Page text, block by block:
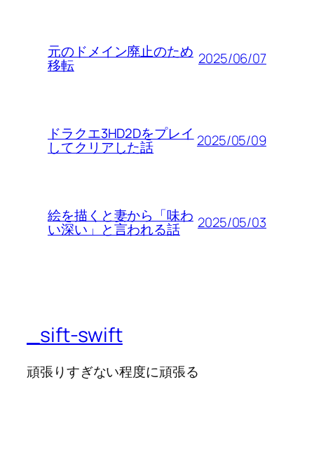
元のドメイン廃止のため
移転 2025/06/07
ドラクエ3HD2Dをプレイ
してクリアした話 2025/05/09
絵を描くと妻から「味わ
い深い」と言われる話 2025/05/03
_sift-swift
頑張りすぎない程度に頑張る